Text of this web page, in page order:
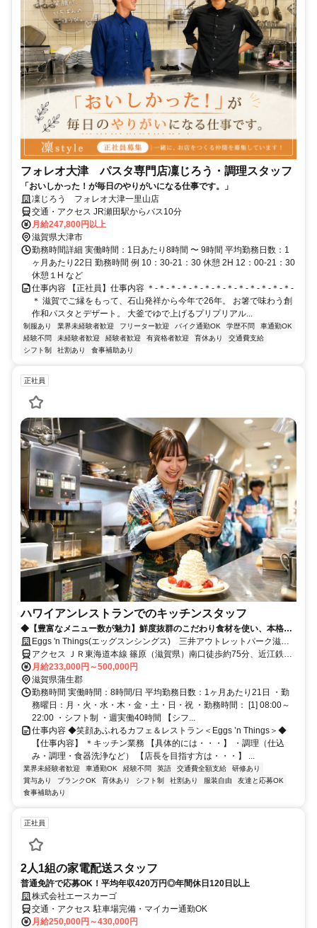
フォレオ大津 パスタ専門店凜じろう・調理スタッフ
「おいしかった！が毎日のやりがいになる仕事です。」
凜じろう フォレオ大津一里山店
交通・アクセス JR瀬田駅からバス10分
月給247,800円以上
滋賀県大津市
勤務時間詳細 実働時間：1日あたり8時間 〜 9時間 平均勤務日数：1
ヶ月あたり22日 勤務時間 例 10：30-21：30 休憩 2H 12：00-21：30
休憩１H など
仕事内容 【正社員】仕事内容 ＊-＊-＊-＊-＊-＊-＊-＊-＊-＊-＊-＊-＊-
＊ 滋賀でご縁をもって、石山発祥から今年で26年。 お箸で味わう創
作和パスタとデザート。 大釜でゆで上げるプリプリアル...
制服あり 業界未経験者歓迎 フリーター歓迎 バイク通勤OK 学歴不問
車通勤OK
経験不問
未経験者歓迎 経験者歓迎 有資格者歓迎 育休あり
交通費支給
シフト制
社割あり 食事補助あり
正社員
ハワイアンレストランでのキッチンスタッフ
◆【豊富なメニュー数が魅力】鮮度抜群のこだわり食材を使い、本格ハ
ワイ料理～洋食全般の腕を磨けます◆
Eggs 'n Things(エッグスンシングス) 三井アウトレットパーク滋賀
竜王店 社員募集
アクセス ＪＲ東海道本線 篠原（滋賀県）南口徒歩約75分、近江鉄道
八日市線 武佐（滋賀県）徒歩約101分、ＪＲ東海道本線 近江八幡南
口徒歩約106分
月給233,000円～500,000円
滋賀県蒲生郡
勤務時間 実働時間：8時間/日 平均勤務日数：1ヶ月あたり21日 ・勤
務曜日：月・火・水・木・金・土・日・祝 ・勤務時間： [1] 08:00～
22:00 ・シフト制 ・週実働40時間 【シフ...
仕事内容 ◆笑顔あふれるカフェ＆レストラン＜Eggs ’n Things＞◆
【仕事内容】 ＊キッチン業務 【具体的には・・・】 ・調理（仕込
み・調理・食器洗浄など） 【店長を目指す方は・・・】 ...
業界未経験者歓迎 車通勤OK 経験不問 英語 交通費全額支給
研修あり
賞与あり
ブランクOK 育休あり シフト制 社割あり 服装自由
友達と応募OK
食事補助あり
正社員
2人1組の家電配送スタッフ
普通免許で応募OK！平均年収420万円◎年間休日120日以上
株式会社エースカーゴ
交通・アクセス 駐車場完備・マイカー通勤OK
月給250,000円～430,000円